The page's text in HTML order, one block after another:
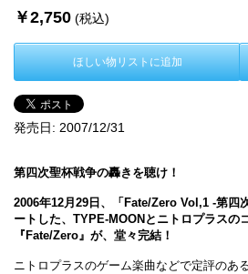
￥2,750 (税込)
ほしい物リストに追加
発売日: 2007/12/31
第四次聖杯戦争の轟きを聴け！
2006年12月29日、「Fate/Zero Vol,1 -第四
ートした、TYPE-MOONとニトロプラスの
『Fate/Zero』が、堂々完結！
ニトロプラスのゲーム楽曲などで定評のあ